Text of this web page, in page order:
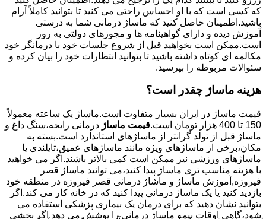
که کسی است که با او احساس راحتی می کنید تا بتوانید کاملاً آرام
باشید.اطمینان حاصل کنید که ماساژ درمانی شما به درستی
آموزش دیده و دارای گواهینامه ها و مجوزهای دولتی به روز
است.ممکن است بخواهید قبل از شروع جلسات خود با درمانگر خود
مکالمه ای کوتاه داشته باشید تا بتوانید انتظارات خود را بیان کرده و
سئوالات مربوطه را بپرسید.
هزینه ماساژ چقدر است؟
قیمت ماساژ در ایران بسیار متفاوت است.ماساژ یک ساعته معمولاً
150 تا 400 هزار تومان است.
قیمت ماساژ درمانی رایحه،سنگ داغ و
ماساژ قبل از تولد گرانتر از ماساژهای استاندارد است.بسته به
مکان،برخی از ماساژهای ویژه مانند ماساژهای عمیق،تایلندی یا
ماساژهای ورزشی نیز ممکن است کمی بالاتر باشند.اگر می خواهید
با هزینه مناسب تری ماساژ پیدا کنید،می توانید ماساژ قصر
فیروزه,آموزش ماساژ و ماشاژ درمانی قصر فیروزه در منطقه خود
بازدید کنید یا یک ماساژ درمانی پیدا کنید که در خانه کار می کند.اگر
بتوانید نشان دهید که برای درمان یک بیماری پزشکی استفاده می
شود،گاهی اوقات بیمه ماساژ درمانی را پوشش می دهد.اگر بخشی